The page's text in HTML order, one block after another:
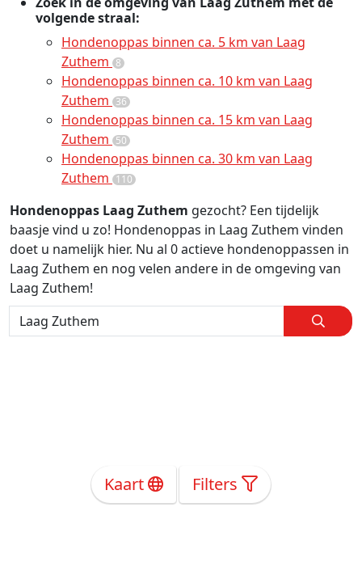
volgende straal:
Hondenoppas binnen ca. 5 km van Laag
Zuthem 8
Hondenoppas binnen ca. 10 km van Laag
Zuthem 36
Hondenoppas binnen ca. 15 km van Laag
Zuthem 50
Hondenoppas binnen ca. 30 km van Laag
Zuthem 110
Hondenoppas Laag Zuthem gezocht? Een tijdelijk
baasje vind u zo! Hondenoppas in Laag Zuthem vinden
doet u namelijk hier. Nu al 0 actieve hondenoppassen in
Laag Zuthem en nog velen andere in de omgeving van
Laag Zuthem!
Kaart Filters